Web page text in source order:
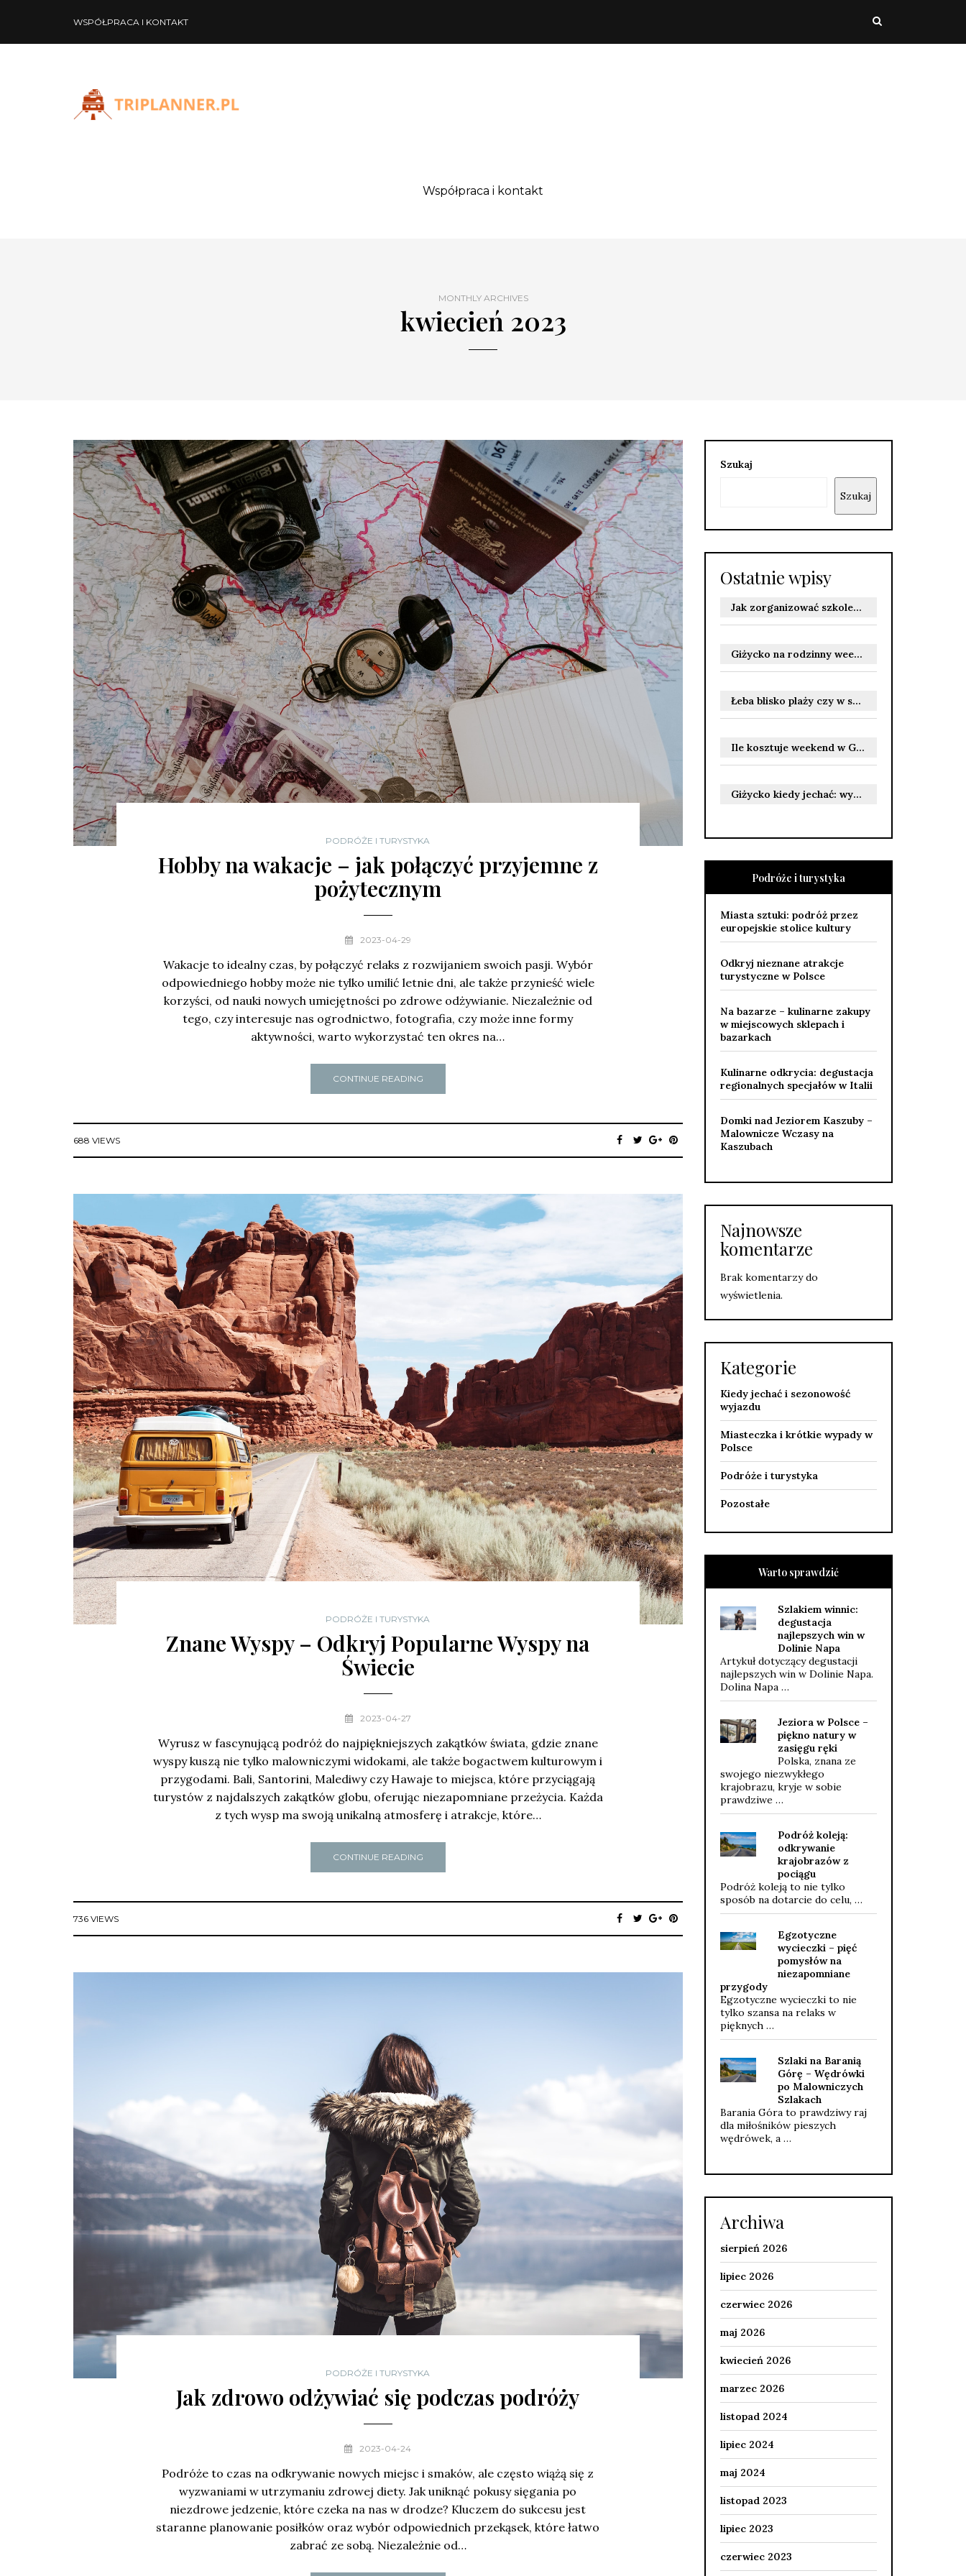
WSPÓŁPRACA I KONTAKT
Współpraca i kontakt
MONTHLY ARCHIVES
kwiecień 2023
PODRÓŻE I TURYSTYKA
Hobby na wakacje – jak połączyć przyjemne z
pożytecznym
2023-04-29
Wakacje to idealny czas, by połączyć relaks z rozwijaniem swoich pasji. Wybór
odpowiedniego hobby może nie tylko umilić letnie dni, ale także przynieść wiele
korzyści, od nauki nowych umiejętności po zdrowe odżywianie. Niezależnie od
tego, czy interesuje nas ogrodnictwo, fotografia, czy może inne formy
aktywności, warto wykorzystać ten okres na…
CONTINUE READING
688 VIEWS
PODRÓŻE I TURYSTYKA
Znane Wyspy – Odkryj Popularne Wyspy na
Świecie
2023-04-27
Wyrusz w fascynującą podróż do najpiękniejszych zakątków świata, gdzie znane
wyspy kuszą nie tylko malowniczymi widokami, ale także bogactwem kulturowym i
przygodami. Bali, Santorini, Malediwy czy Hawaje to miejsca, które przyciągają
turystów z najdalszych zakątków globu, oferując niezapomniane przeżycia. Każda
z tych wysp ma swoją unikalną atmosferę i atrakcje, które…
CONTINUE READING
736 VIEWS
PODRÓŻE I TURYSTYKA
Jak zdrowo odżywiać się podczas podróży
2023-04-24
Podróże to czas na odkrywanie nowych miejsc i smaków, ale często wiążą się z
wyzwaniami w utrzymaniu zdrowej diety. Jak uniknąć pokusy sięgania po
niezdrowe jedzenie, które czeka na nas w drodze? Kluczem do sukcesu jest
staranne planowanie posiłków oraz wybór odpowiednich przekąsek, które łatwo
zabrać ze sobą. Niezależnie od…
Szukaj
Szukaj
Ostatnie wpisy
Jak zorganizować szkolenie BHP online dla firmy zgodnie z przepisami i wymaganiami stanowisk pracy
Giżycko na rodzinny weekend: atrakcje, które zainteresują dzieci i dorosłych oraz praktyczne wskazówki dla rodziców
Łeba blisko plaży czy w spokojniejszej okolicy – jak wybrać nocleg dopasowany do wakacyjnych potrzeb
Ile kosztuje weekend w Giżycku: jak planować budżet na noclegi, jedzenie i atrakcje
Giżycko kiedy jechać: wybór najlepszych miesięcy na aktywny wypoczynek i żeglarstwo
Podróże i turystyka
Miasta sztuki: podróż przez
europejskie stolice kultury
Odkryj nieznane atrakcje
turystyczne w Polsce
Na bazarze – kulinarne zakupy
w miejscowych sklepach i
bazarkach
Kulinarne odkrycia: degustacja
regionalnych specjałów w Italii
Domki nad Jeziorem Kaszuby –
Malownicze Wczasy na
Kaszubach
Najnowsze
komentarze
Brak komentarzy do
wyświetlenia.
Kategorie
Kiedy jechać i sezonowość
wyjazdu
Miasteczka i krótkie wypady w
Polsce
Podróże i turystyka
Pozostałe
Warto sprawdzić
Szlakiem winnic:
degustacja
najlepszych win w
Dolinie Napa
Artykuł dotyczący degustacji
najlepszych win w Dolinie Napa.
Dolina Napa …
Jeziora w Polsce –
piękno natury w
zasięgu ręki
Polska, znana ze
swojego niezwykłego
krajobrazu, kryje w sobie
prawdziwe …
Podróż koleją:
odkrywanie
krajobrazów z
pociągu
Podróż koleją to nie tylko
sposób na dotarcie do celu, …
Egzotyczne
wycieczki – pięć
pomysłów na
niezapomniane
przygody
Egzotyczne wycieczki to nie
tylko szansa na relaks w
pięknych …
Szlaki na Baranią
Górę – Wędrówki
po Malowniczych
Szlakach
Barania Góra to prawdziwy raj
dla miłośników pieszych
wędrówek, a …
Archiwa
sierpień 2026
lipiec 2026
czerwiec 2026
maj 2026
kwiecień 2026
marzec 2026
listopad 2024
lipiec 2024
maj 2024
listopad 2023
lipiec 2023
czerwiec 2023